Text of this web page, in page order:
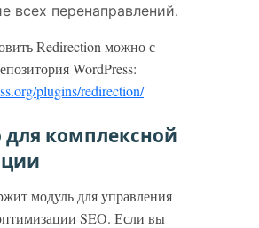
всех перенаправлений.
Redirection можно с
WordPress:
plugins/redirection/
для комплексной
модуль для управления
SEO. Если вы